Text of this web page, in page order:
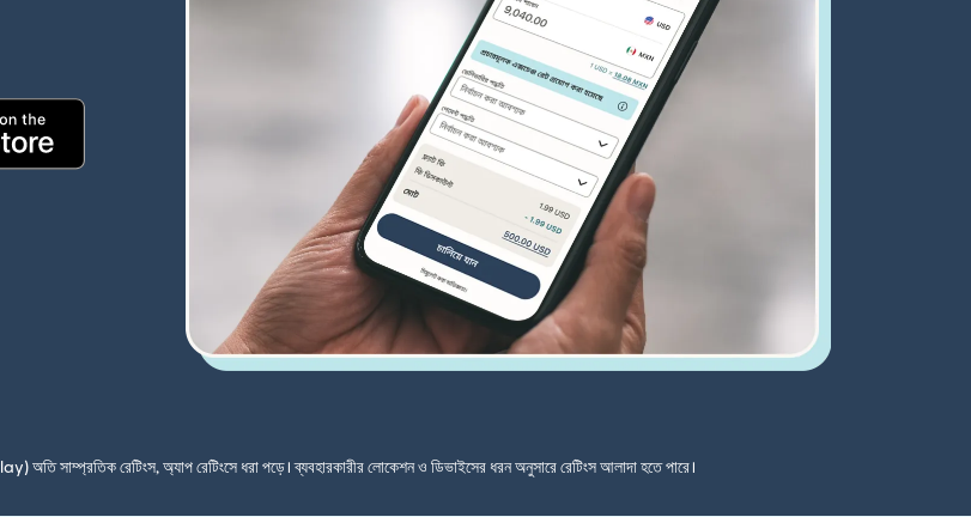
সাম্প্রতিক রেটিংস, অ্যাপ রেটিংসে ধরা পড়ে। ব্যবহারকারীর লোকেশন ও ডিভাইসের ধরন অনুসারে রেটিংস আলাদা হতে পারে।